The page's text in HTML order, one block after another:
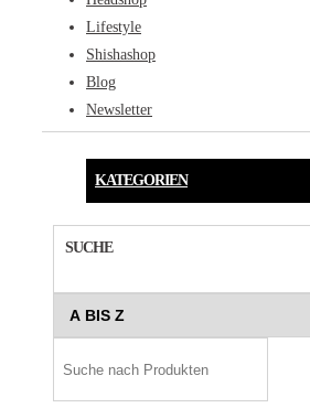
Lifestyle
Shishashop
Blog
Newsletter
KATEGORIEN
SUCHE